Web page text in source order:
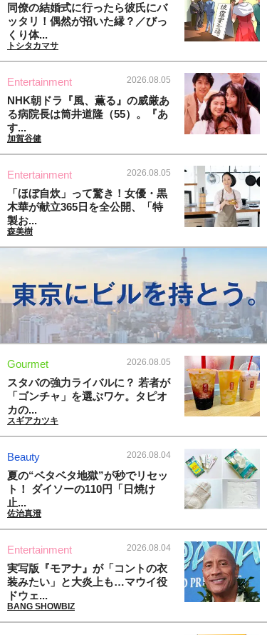
同僚の結婚式に行ったら彼氏にバ
ッタリ！偶然が招いた縁？／びっ
くり体...
トシタカマサ
Entertainment 2026.08.05
NHK朝ドラ『風、薫る』の威厳あ
る病院長は筒井道隆（55）。『あ
す...
加賀谷健
Entertainment 2026.08.05
「ほぼ自炊」って驚き！女優・黒
木華が献立365日を全公開、「特
製お...
森美樹
Gourmet 2026.08.05
スタバの強力ライバルに？ 若者が
「ゴンチャ」を選ぶワケ。タピオ
カの...
スギアカツキ
Beauty 2026.08.04
夏の“ベタベタ地獄”が秒でリセッ
ト！ ダイソーの110円「日焼け
止...
佐治真澄
Entertainment 2026.08.04
実写版『モアナ』が「コントの衣
装みたい」と大炎上も…マウイ役
ドウェ...
BANG SHOWBIZ